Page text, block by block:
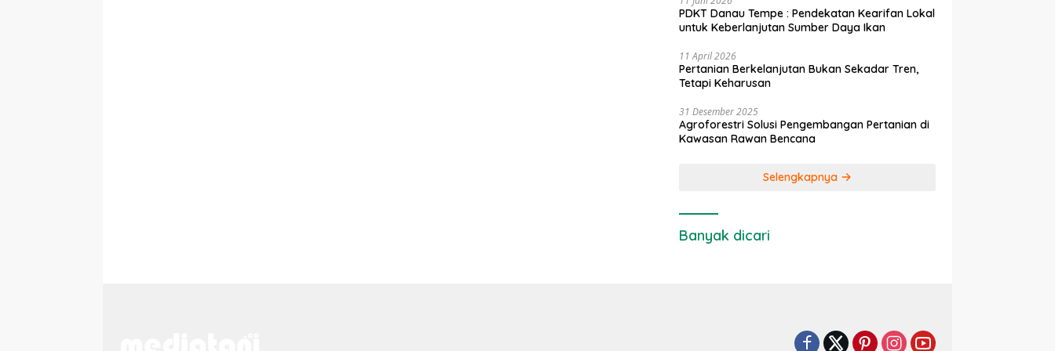
PDKT Danau Tempe : Pendekatan Kearifan Lokal
untuk Keberlanjutan Sumber Daya Ikan
11 April 2026
Pertanian Berkelanjutan Bukan Sekadar Tren,
Tetapi Keharusan
31 Desember 2025
Agroforestri Solusi Pengembangan Pertanian di
Kawasan Rawan Bencana
Selengkapnya
Banyak dicari